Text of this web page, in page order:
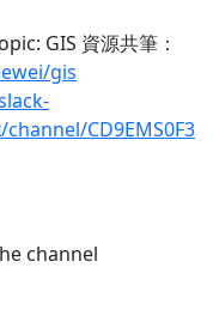
GIS 資源共筆：
gis
CD9EMS0F3
channel